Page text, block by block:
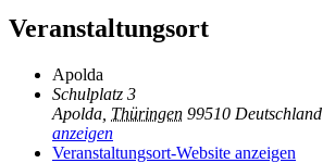
Veranstaltungsort
Apolda
Schulplatz 3
Apolda Thüringen 99510 Deutschland
anzeigen
Veranstaltungsort-Website anzeigen